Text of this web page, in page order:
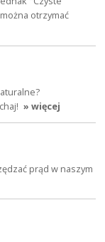
otrzymać
» więcej
prąd w naszym